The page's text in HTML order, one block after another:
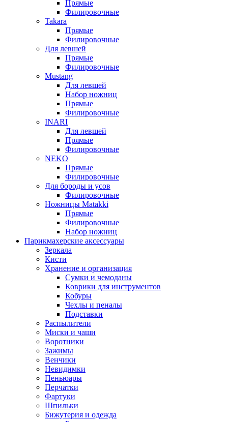
Прямые
Филировочные
Takara
Прямые
Филировочные
Для левшей
Прямые
Филировочные
Mustang
Для левшей
Набор ножниц
Прямые
Филировочные
INARI
Для левшей
Прямые
Филировочные
NEKO
Прямые
Филировочные
Для бороды и усов
Филировочные
Ножницы Matakki
Прямые
Филировочные
Набор ножниц
Парикмахерские аксессуары
Зеркала
Кисти
Хранение и организация
Сумки и чемоданы
Коврики для инструментов
Кобуры
Чехлы и пеналы
Подставки
Распылители
Миски и чаши
Воротники
Зажимы
Венчики
Невидимки
Пеньюары
Перчатки
Фартуки
Шпильки
Бижутерия и одежда